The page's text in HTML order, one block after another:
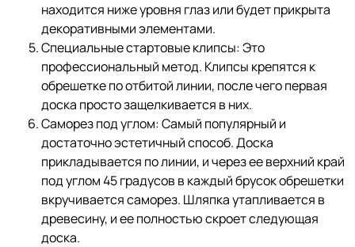
находится ниже уровня глаз или будет прикрыта
декоративными элементами.
Специальные стартовые клипсы: Это
профессиональный метод. Клипсы крепятся к
обрешетке по отбитой линии, после чего первая
доска просто защелкивается в них.
Саморез под углом: Самый популярный и
достаточно эстетичный способ. Доска
прикладывается по линии, и через ее верхний край
под углом 45 градусов в каждый брусок обрешетки
вкручивается саморез. Шляпка утапливается в
древесину, и ее полностью скроет следующая
доска.